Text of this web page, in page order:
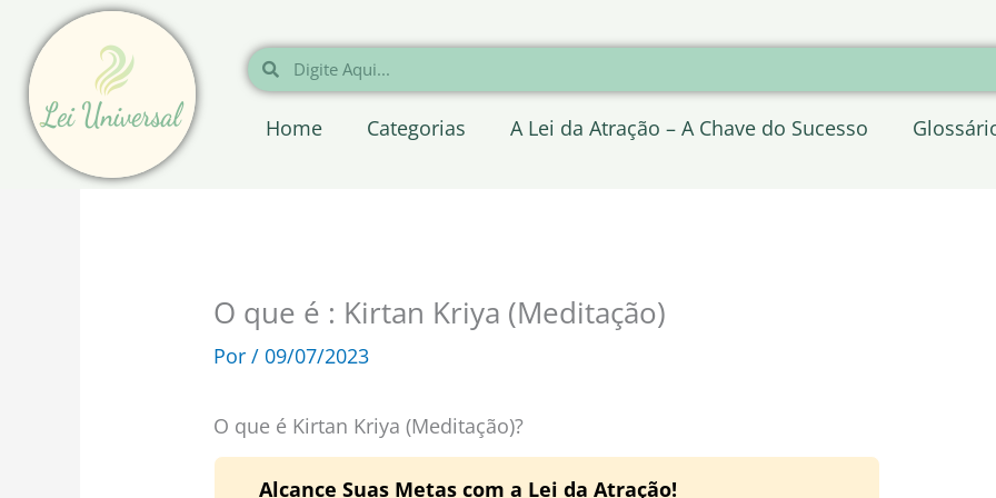
para
conteúdo
Pesquisar
Pesquisar
Home Categorias A Lei da Atração – A Chave do Sucesso
O que é : Kirtan Kriya (Meditação)
Por/ 09/07/2023
O que é Kirtan Kriya (Meditação)?
Alcance Suas Metas com a Lei da Atração!